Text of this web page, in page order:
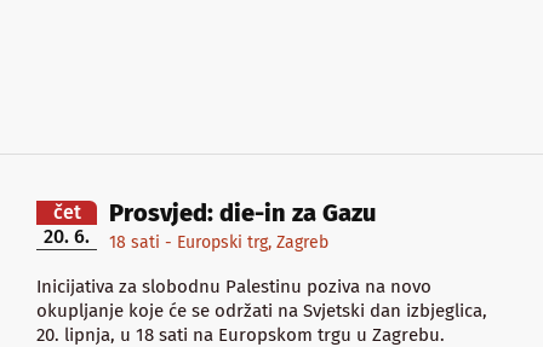
čet
20. 6.
Prosvjed: die-in za Gazu
18 sati - Europski trg, Zagreb
Inicijativa za slobodnu Palestinu poziva na novo
okupljanje koje će se održati na Svjetski dan izbjeglica,
20. lipnja, u 18 sati na Europskom trgu u Zagrebu.